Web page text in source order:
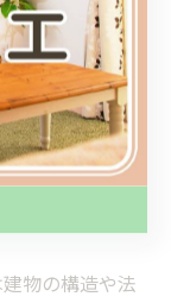
約が多く、特
ることがあり
り変更 例」や
」などの情報を
いましょう。
もマンション
物の構造や法